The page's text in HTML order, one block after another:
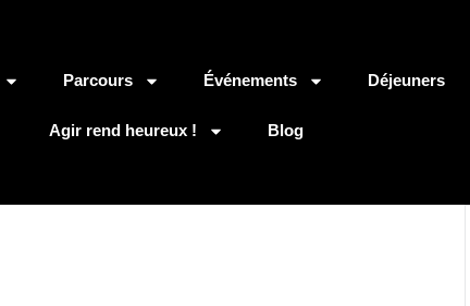
Parcours Événements Déjeuners
Agir rend heureux !
Blog